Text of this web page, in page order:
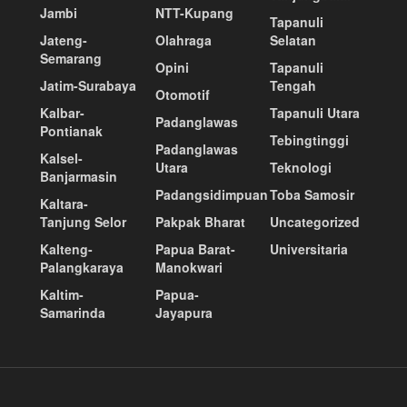
Jambi
Jateng-
Semarang
Jatim-Surabaya
Kalbar-
Pontianak
Kalsel-
Banjarmasin
Kaltara-
Tanjung Selor
Kalteng-
Palangkaraya
Kaltim-
Samarinda
NTT-Kupang
Olahraga
Opini
Otomotif
Padanglawas
Padanglawas
Utara
Padangsidimpuan
Pakpak Bharat
Papua Barat-
Manokwari
Papua-
Jayapura
Tapanuli
Selatan
Tapanuli
Tengah
Tapanuli Utara
Tebingtinggi
Teknologi
Toba Samosir
Uncategorized
Universitaria